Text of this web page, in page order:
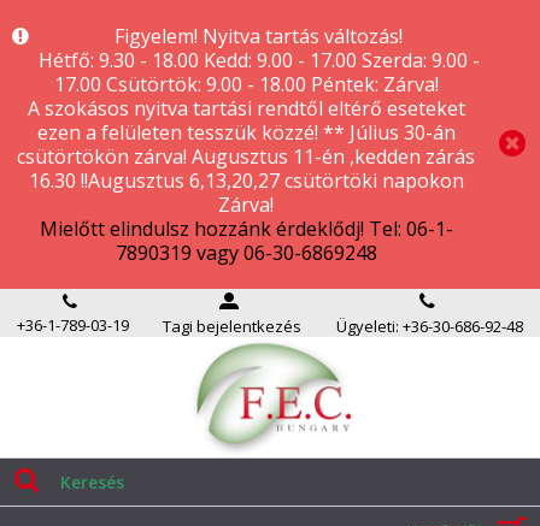
Figyelem! Nyitva tartás változás!
Hétfő: 9.30 - 18.00 Kedd: 9.00 - 17.00 Szerda: 9.00 -
17.00 Csütörtök: 9.00 - 18.00 Péntek: Zárva!
A szokásos nyitva tartási rendtől eltérő eseteket
ezen a felületen tesszük közzé! ** Július 30-án
csütörtökön zárva! Augusztus 11-én ,kedden zárás
16.30 !!Augusztus 6,13,20,27 csütörtöki napokon
Zárva!
Mielőtt elindulsz hozzánk érdeklődj! Tel: 06-1-
7890319 vagy 06-30-6869248
+36-1-789-03-19 Tagi bejelentkezés Ügyeleti: +36-30-686-92-48